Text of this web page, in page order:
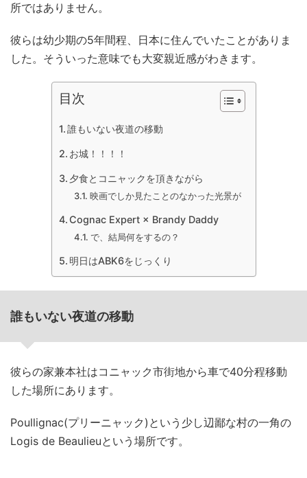
所ではありません。
彼らは幼少期の5年間程、日本に住んでいたことがありま
した。そういった意味でも大変親近感がわきます。
目次
誰もいない夜道の移動
お城！！！！
夕食とコニャックを頂きながら
映画でしか見たことのなかった光景が
Cognac Expert × Brandy Daddy
で、結局何をするの？
明日はABK6をじっくり
誰もいない夜道の移動
彼らの家兼本社はコニャック市街地から車で40分程移動
した場所にあります。
Poullignac(プリーニャック)という少し辺鄙な村の一角の
Logis de Beaulieuという場所です。